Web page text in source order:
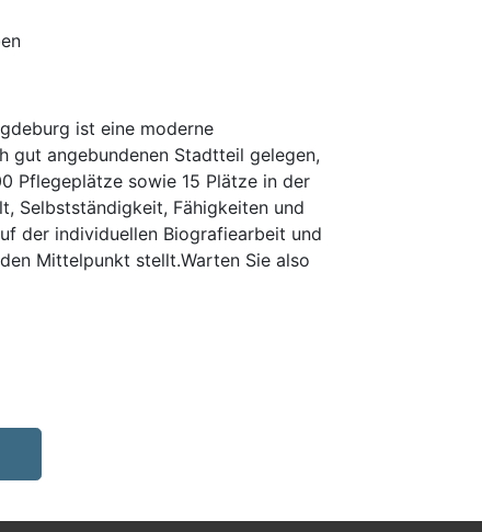
ist eine moderne
gut angebundenen Stadtteil gelegen,
Pflegeplätze sowie 15 Plätze in der
Selbstständigkeit, Fähigkeiten und
der individuellen Biografiearbeit und
Mittelpunkt stellt.Warten Sie also